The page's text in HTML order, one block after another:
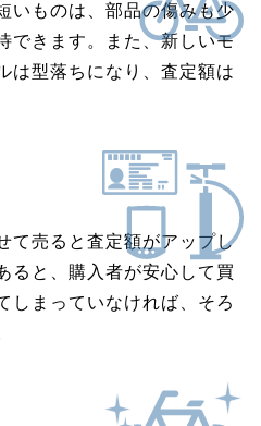
いものは、部品の傷みも少
できます。また、新しいモ
は型落ちになり、査定額は
て売ると査定額がアップし
ると、購入者が安心して買
しまっていなければ、そろ